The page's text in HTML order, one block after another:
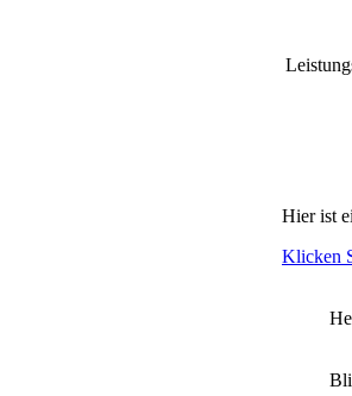
Hier ist
Klicken